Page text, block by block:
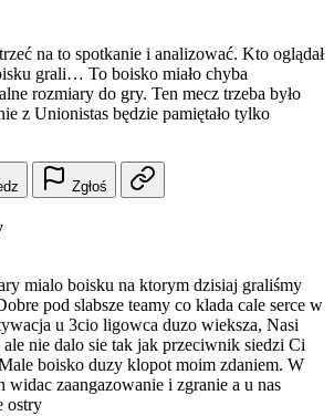
na to spotkanie i analizować. Kto oglądał
grali… To boisko miało chyba
rozmiary do gry. Ten mecz trzeba było
z Unionistas będzie pamiętało tylko
Zgłoś
mialo boisku na ktorym dzisiaj graliśmy
pod slabsze teamy co klada cale serce w
u 3cio ligowca duzo wieksza, Nasi
ale nie dalo sie tak jak przeciwnik siedzi Ci
boisko duzy klopot moim zdaniem. W
widac zaangazowanie i zgranie a u nas
ostry